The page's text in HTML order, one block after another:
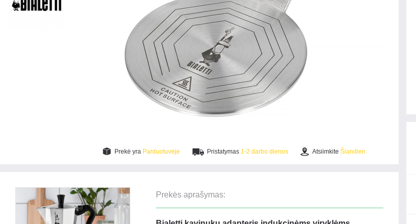
Prekė yra Parduotuvėje Pristatymas 1-2 darbo dienos Atsiimkite Šiandien
Prekės aprašymas: